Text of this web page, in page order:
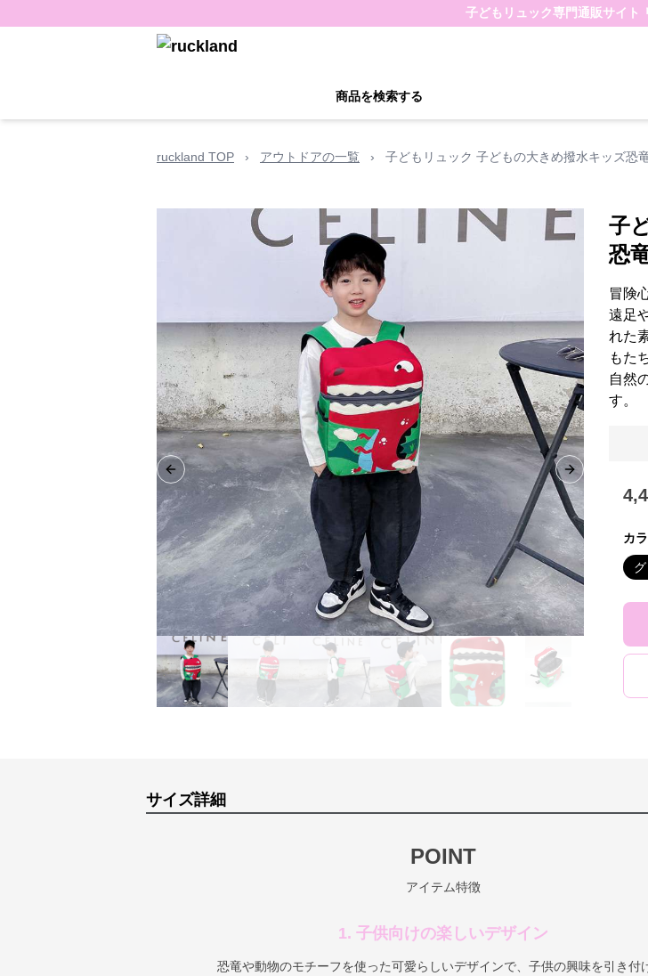
子どもリュック専門通販サイト
商品を検索する
ruckland TOP › アウトドアの一覧 › 子どもリュック 子どもの大きめ撥水キッズ恐
Previous slide Next slide
子
恐
冒険
遠足
れた
もた
自然
す。
カ
サイズ詳細
POINT
アイテム特徴
1. 子供向けの楽しいデザイン
恐竜や動物のモチーフを使った可愛らしいデザインで、子供の興味を引き付